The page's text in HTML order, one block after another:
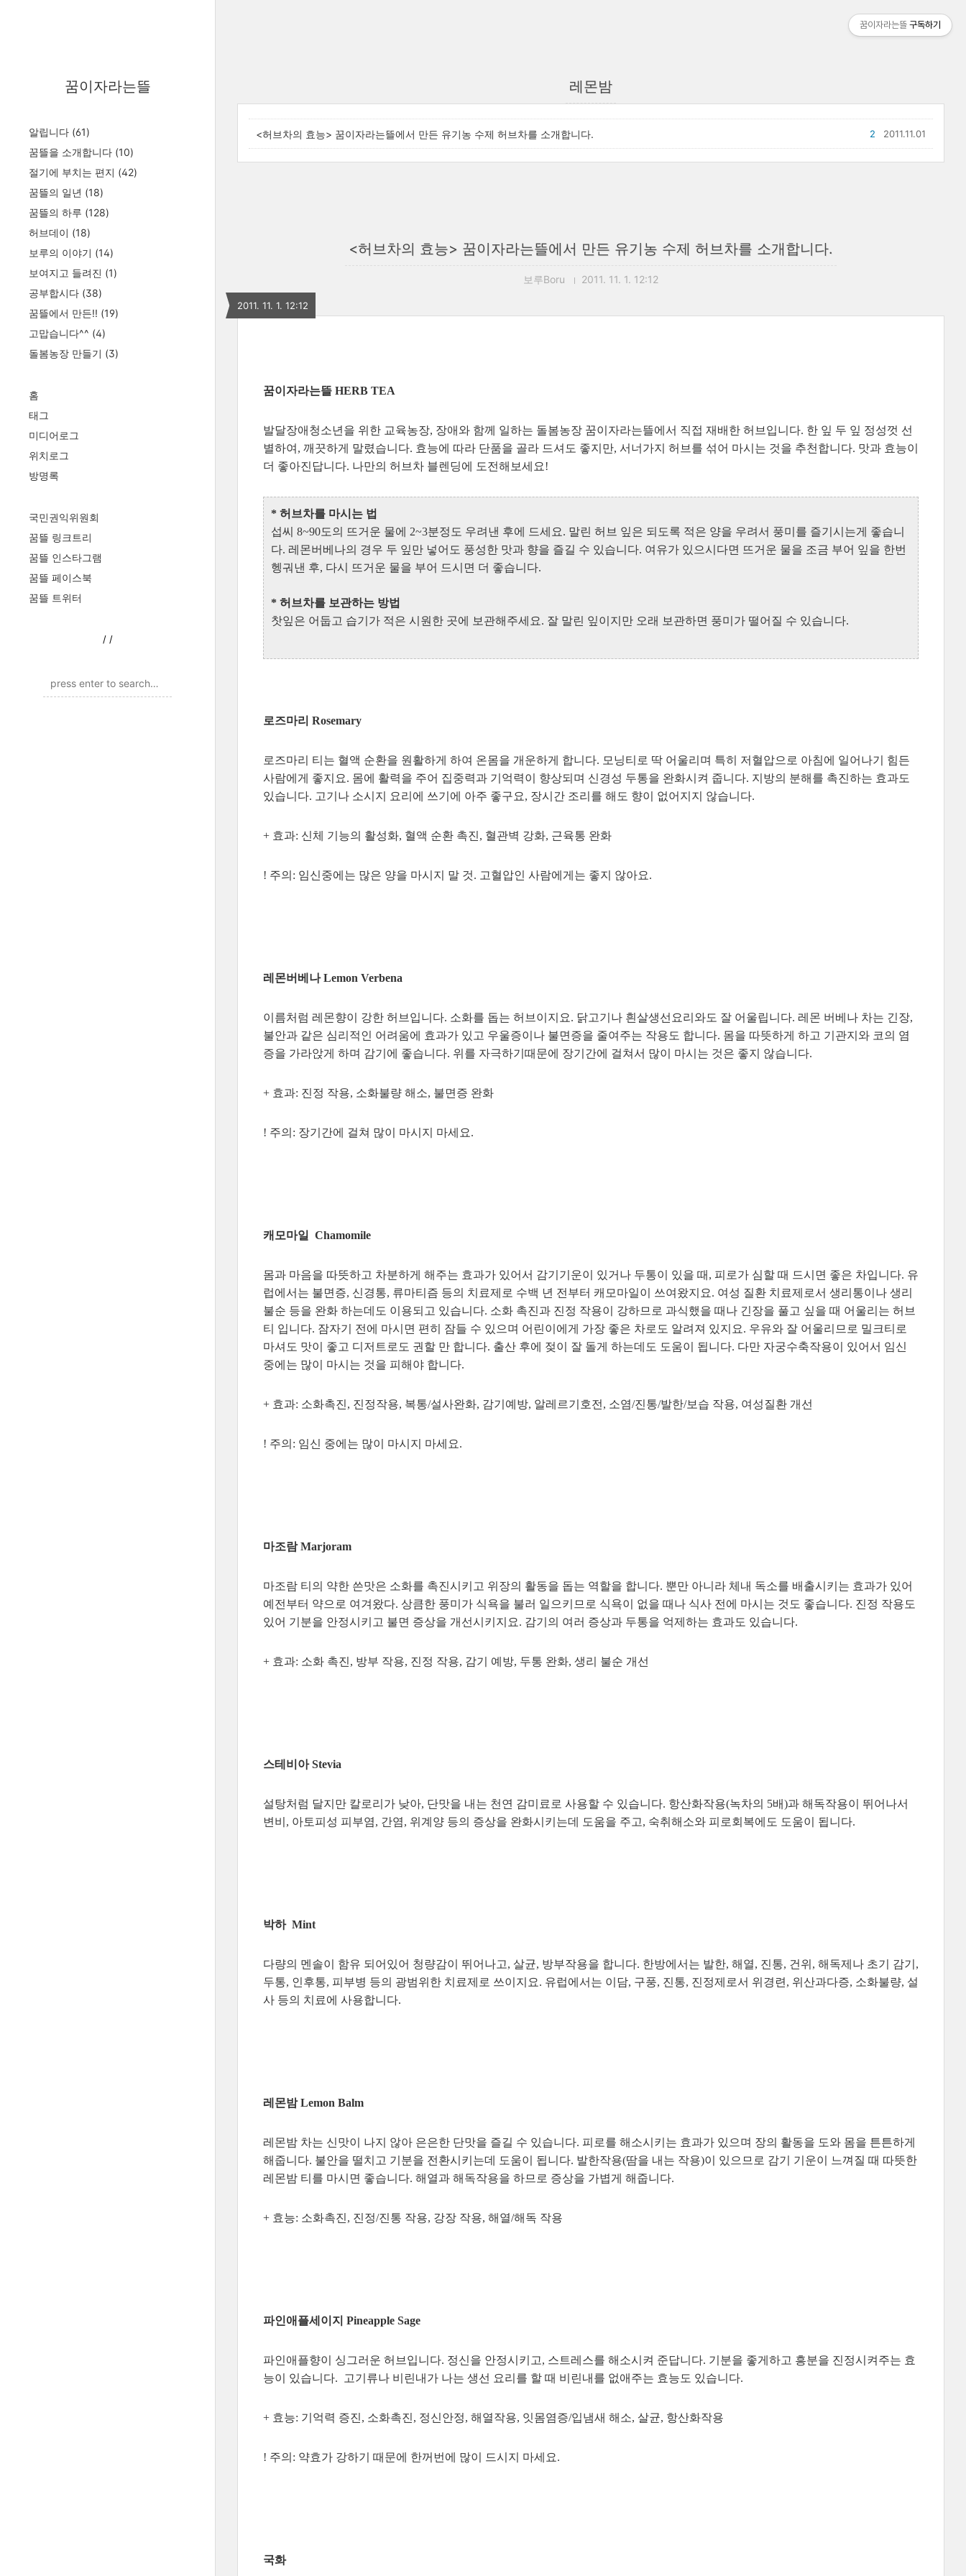
꿈이자라는뜰
알립니다 (61)
꿈뜰을 소개합니다 (10)
절기에 부치는 편지 (42)
꿈뜰의 일년 (18)
꿈뜰의 하루 (128)
허브데이 (18)
보루의 이야기 (14)
보여지고 들려진 (1)
공부합시다 (38)
꿈뜰에서 만든!! (19)
고맙습니다^^ (4)
돌봄농장 만들기 (3)
홈
태그
미디어로그
위치로그
방명록
국민권익위원회
꿈뜰 링크트리
꿈뜰 인스타그램
꿈뜰 페이스북
꿈뜰 트위터
/ /
레몬밤
<허브차의 효능> 꿈이자라는뜰에서 만든 유기농 수제 허브차를 소개합니다. 2011.11.01
2
<허브차의 효능> 꿈이자라는뜰에서 만든 유기농 수제 허브차를 소개합니다.
보루Boru 2011. 11. 1. 12:12
2011. 11. 1. 12:12
꿈이자라는뜰 HERB TEA
발달장애청소년을 위한 교육농장, 장애와 함께 일하는 돌봄농장 꿈이자라는뜰에서 직접 재배한 허브입니다. 한 잎 두 잎 정성껏 선
별하여, 깨끗하게 말렸습니다. 효능에 따라 단품을 골라 드셔도 좋지만, 서너가지 허브를 섞어 마시는 것을 추천합니다. 맛과 효능이
더 좋아진답니다. 나만의 허브차 블렌딩에 도전해보세요!
* 허브차를 마시는 법
섭씨 8~90도의 뜨거운 물에 2~3분정도 우려낸 후에 드세요. 말린 허브 잎은 되도록 적은 양을 우려서 풍미를 즐기시는게 좋습니
다. 레몬버베나의 경우 두 잎만 넣어도 풍성한 맛과 향을 즐길 수 있습니다. 여유가 있으시다면 뜨거운 물을 조금 부어 잎을 한번
헹궈낸 후, 다시 뜨거운 물을 부어 드시면 더 좋습니다.
* 허브차를 보관하는 방법
찻잎은 어둡고 습기가 적은 시원한 곳에 보관해주세요. 잘 말린 잎이지만 오래 보관하면 풍미가 떨어질 수 있습니다.
로즈마리 Rosemary
로즈마리 티는 혈액 순환을 원활하게 하여 온몸을 개운하게 합니다. 모닝티로 딱 어울리며 특히 저혈압으로 아침에 일어나기 힘든
사람에게 좋지요. 몸에 활력을 주어 집중력과 기억력이 향상되며 신경성 두통을 완화시켜 줍니다. 지방의 분해를 촉진하는 효과도
있습니다. 고기나 소시지 요리에 쓰기에 아주 좋구요, 장시간 조리를 해도 향이 없어지지 않습니다.
+ 효과: 신체 기능의 활성화, 혈액 순환 촉진, 혈관벽 강화, 근육통 완화
! 주의: 임신중에는 많은 양을 마시지 말 것. 고혈압인 사람에게는 좋지 않아요.
레몬버베나 Lemon Verbena
이름처럼 레몬향이 강한 허브입니다. 소화를 돕는 허브이지요. 닭고기나 흰살생선요리와도 잘 어울립니다. 레몬 버베나 차는 긴장,
불안과 같은 심리적인 어려움에 효과가 있고 우울증이나 불면증을 줄여주는 작용도 합니다. 몸을 따뜻하게 하고 기관지와 코의 염
증을 가라앉게 하며 감기에 좋습니다. 위를 자극하기때문에 장기간에 걸쳐서 많이 마시는 것은 좋지 않습니다.
+ 효과: 진정 작용, 소화불량 해소, 불면증 완화
! 주의: 장기간에 걸쳐 많이 마시지 마세요.
캐모마일 Chamomile
몸과 마음을 따뜻하고 차분하게 해주는 효과가 있어서 감기기운이 있거나 두통이 있을 때, 피로가 심할 때 드시면 좋은 차입니다. 유
럽에서는 불면증, 신경통, 류마티즘 등의 치료제로 수백 년 전부터 캐모마일이 쓰여왔지요. 여성 질환 치료제로서 생리통이나 생리
불순 등을 완화 하는데도 이용되고 있습니다. 소화 촉진과 진정 작용이 강하므로 과식했을 때나 긴장을 풀고 싶을 때 어울리는 허브
티 입니다. 잠자기 전에 마시면 편히 잠들 수 있으며 어린이에게 가장 좋은 차로도 알려져 있지요. 우유와 잘 어울리므로 밀크티로
마셔도 맛이 좋고 디저트로도 권할 만 합니다. 출산 후에 젖이 잘 돌게 하는데도 도움이 됩니다. 다만 자궁수축작용이 있어서 임신
중에는 많이 마시는 것을 피해야 합니다.
+ 효과: 소화촉진, 진정작용, 복통/설사완화, 감기예방, 알레르기호전, 소염/진통/발한/보습 작용, 여성질환 개선
! 주의: 임신 중에는 많이 마시지 마세요.
마조람 Marjoram
마조람 티의 약한 쓴맛은 소화를 촉진시키고 위장의 활동을 돕는 역할을 합니다. 뿐만 아니라 체내 독소를 배출시키는 효과가 있어
예전부터 약으로 여겨왔다. 상큼한 풍미가 식욕을 불러 일으키므로 식욕이 없을 때나 식사 전에 마시는 것도 좋습니다. 진정 작용도
있어 기분을 안정시키고 불면 증상을 개선시키지요. 감기의 여러 증상과 두통을 억제하는 효과도 있습니다.
+ 효과: 소화 촉진, 방부 작용, 진정 작용, 감기 예방, 두통 완화, 생리 불순 개선
스테비아 Stevia
설탕처럼 달지만 칼로리가 낮아, 단맛을 내는 천연 감미료로 사용할 수 있습니다. 항산화작용(녹차의 5배)과 해독작용이 뛰어나서
변비, 아토피성 피부염, 간염, 위계양 등의 증상을 완화시키는데 도움을 주고, 숙취해소와 피로회복에도 도움이 됩니다.
박하 Mint
다량의 멘솔이 함유 되어있어 청량감이 뛰어나고, 살균, 방부작용을 합니다. 한방에서는 발한, 해열, 진통, 건위, 해독제나 초기 감기,
두통, 인후통, 피부병 등의 광범위한 치료제로 쓰이지요. 유럽에서는 이담, 구풍, 진통, 진정제로서 위경련, 위산과다증, 소화불량, 설
사 등의 치료에 사용합니다.
레몬밤 Lemon Balm
레몬밤 차는 신맛이 나지 않아 은은한 단맛을 즐길 수 있습니다. 피로를 해소시키는 효과가 있으며 장의 활동을 도와 몸을 튼튼하게
해줍니다. 불안을 떨치고 기분을 전환시키는데 도움이 됩니다. 발한작용(땀을 내는 작용)이 있으므로 감기 기운이 느껴질 때 따뜻한
레몬밤 티를 마시면 좋습니다. 해열과 해독작용을 하므로 증상을 가볍게 해줍니다.
+ 효능: 소화촉진, 진정/진통 작용, 강장 작용, 해열/해독 작용
파인애플세이지 Pineapple Sage
파인애플향이 싱그러운 허브입니다. 정신을 안정시키고, 스트레스를 해소시켜 준답니다. 기분을 좋게하고 흥분을 진정시켜주는 효
능이 있습니다. 고기류나 비린내가 나는 생선 요리를 할 때 비린내를 없애주는 효능도 있습니다.
+ 효능: 기억력 증진, 소화촉진, 정신안정, 해열작용, 잇몸염증/입냄새 해소, 살균, 항산화작용
! 주의: 약효가 강하기 때문에 한꺼번에 많이 드시지 마세요.
국화
꿈이자라는뜰 구독하기